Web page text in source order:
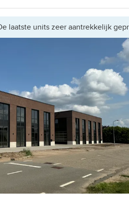
laatste units zeer aantrekkelijk